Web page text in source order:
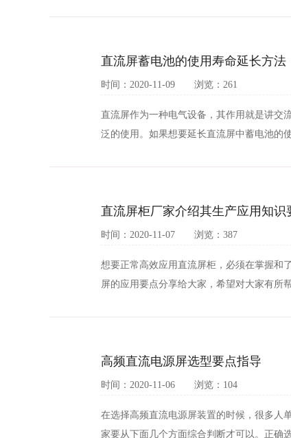
直流屏蓄电池的使用寿命延长方法
时间：2020-11-09 浏览：261
直流屏作为一种电气设备，其作用就是讲交
泛的使用。如果想要延长直流屏中蓄电池的
直流屏柜厂家介绍其生产应用知识
时间：2020-11-07 浏览：387
想要正常高效应用直流屏柜，必须在掌握和
屏的应用要点分享给大家，希望对大家有所
高频直流电源屏选型要点指导
时间：2020-11-06 浏览：104
在选择高频直流电源屏装置的时候，很多人
家要从下面几个方面综合判断才可以。正确